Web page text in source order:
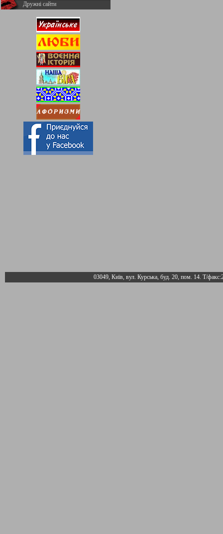
Дружні сайти
03049, Київ, вул. Курська, буд. 20, пом. 14. Т/